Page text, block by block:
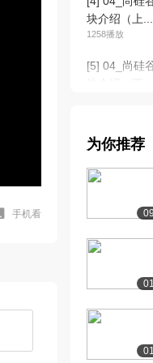
手机看
块介绍（上...
1258播放
[5] 04_尚硅
介绍
[7] 06_尚硅
点-Myba...
[8] 07_尚硅
点-Myba...
[9] 07_尚硅
点-Myba...
1021播放
为你推荐